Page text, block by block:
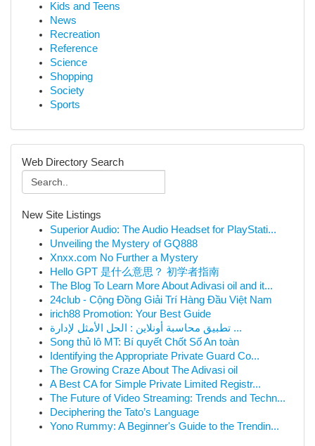
Kids and Teens
News
Recreation
Reference
Science
Shopping
Society
Sports
Web Directory Search
New Site Listings
Superior Audio: The Audio Headset for PlayStati...
Unveiling the Mystery of GQ888
Xnxx.com No Further a Mystery
Hello GPT 是什么意思？ 初学者指南
The Blog To Learn More About Adivasi oil and it...
24club - Cộng Đồng Giải Trí Hàng Đầu Việt Nam
irich88 Promotion: Your Best Guide
تطبيق محاسبة أونلاين : الحل الأمثل لإدارة ...
Song thủ lô MT: Bí quyết Chốt Số An toàn
Identifying the Appropriate Private Guard Co...
The Growing Craze About The Adivasi oil
A Best CA for Simple Private Limited Registr...
The Future of Video Streaming: Trends and Techn...
Deciphering the Tato’s Language
Yono Rummy: A Beginner's Guide to the Trendin...